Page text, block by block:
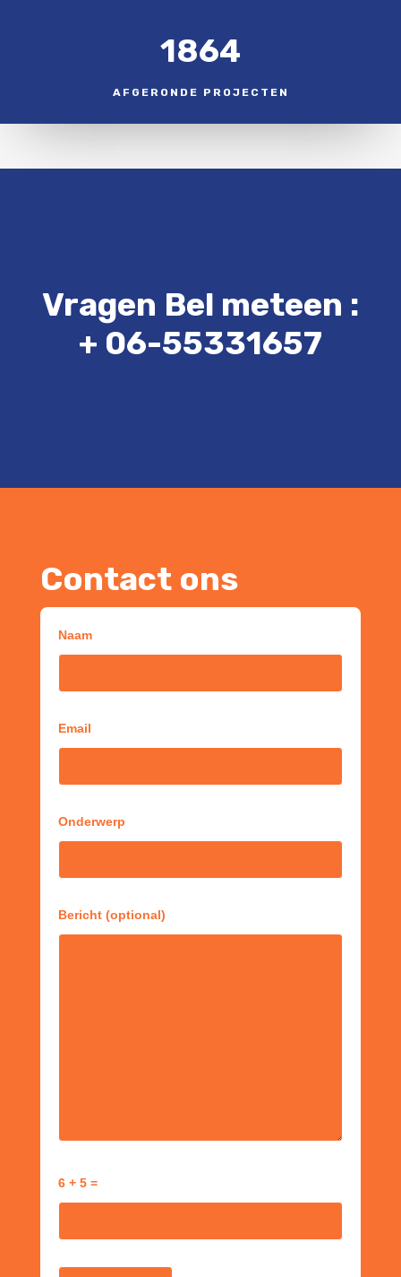
1864
AFGERONDE PROJECTEN
Vragen Bel meteen :
+ 06-55331657
Contact ons
Naam
Email
Onderwerp
Bericht (optional)
6 + 5 =